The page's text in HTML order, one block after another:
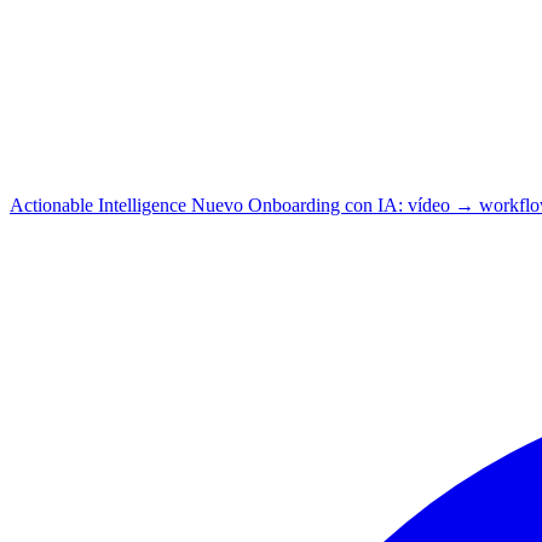
Actionable Intelligence Nuevo Onboarding con IA: vídeo →